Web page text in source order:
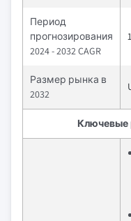
Период
прогнозирования
2024 - 2032 CAGR
Размер рынка в
2032
Ключевые